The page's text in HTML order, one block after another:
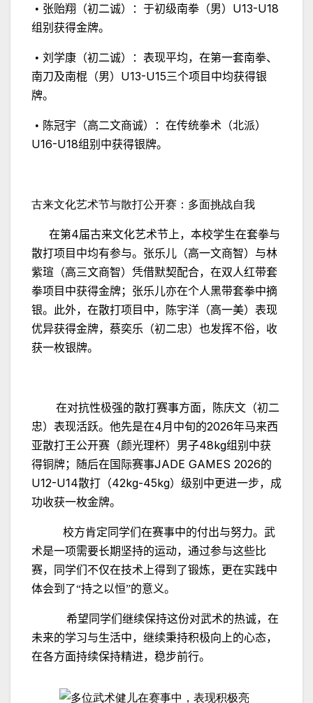
• 张贻翔（初二诚）：于初级南拳（男） U13-U18
组别获得金牌。
• 刘学康（初二诚）：表现平均，在第一套南拳、
南刀及南棍（男） U13-U15三个项目中均获得银
牌。
• 陈冠宇（高二文商诚）：在传统拳术（北派）
U16-U18组别中获得银牌。
古来文化艺术节与散打公开赛：多面挑战自我
在第4届古来文化艺术节上，本校学生在套拳与
散打项目中均有参与。张乐儿（高一文商智）与林
紫瑄（高三文商智）凭借默契配合，在双人红带套
拳项目中获得金牌；张乐儿亦在个人黑带套拳中摘
银。此外，在散打项目中，陈宇洋（高一美）表现
优异获得金牌，蔡奕乐（初二忠）也发挥不俗，收
获一枚银牌。
在对抗性极强的散打赛事方面，陈庆文（初二
忠）表现活跃。他先是在4月中旬的2026年马来西
亚散打王公开赛（颜光理杯）男子48kg组别中获
得铜牌；随后在国际赛事JADE GAMES 2026的
U12-U14散打（42kg-45kg）级别中更进一步，成
功收获一枚金牌。
校方肯定同学们在赛事中的付出与努力。武
术是一项需要长期坚持的运动，通过参与这些比
赛，同学们不仅在技术上得到了锻炼，更在实践中
体会到了“持之以恒”的意义。
希望同学们继续保持这份对武术的热诚，在
未来的学习与生活中，继续秉持积极向上的心态，
在各方面持续保持精进，稳步前行。